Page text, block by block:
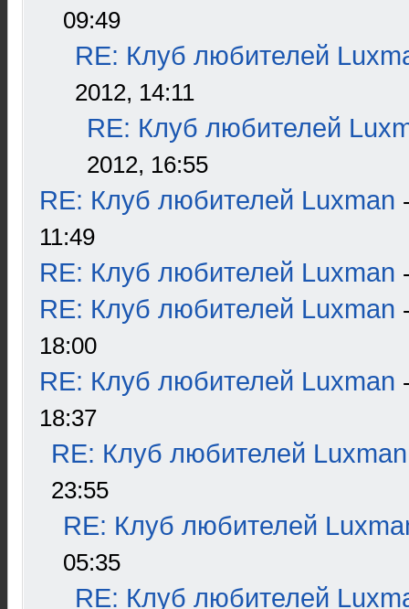
09:49
RE: Клуб любителей
2012, 14:11
RE: Клуб любителей
2012, 16:55
RE: Клуб любителей Luxman
11:49
RE: Клуб любителей Luxman
RE: Клуб любителей Luxman
18:00
RE: Клуб любителей Luxman
18:37
RE: Клуб любителей Luxman
23:55
RE: Клуб любителей
05:35
RE: Клуб любителей